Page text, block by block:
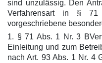
sind unzulässig. Den
Verfahrensart in §
vorgeschriebene
1. § 71 Abs. 1 Nr. 3
Einleitung und zum
nach Art. 93 Abs. 1 Nr. 4